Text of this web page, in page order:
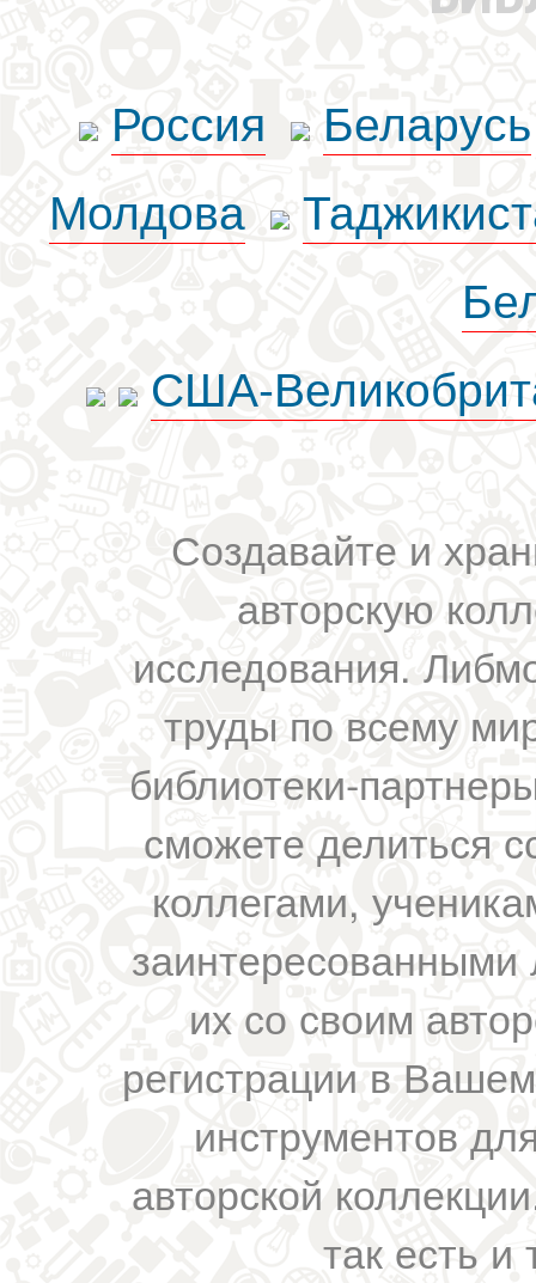
Россия
Беларусь
Молдова
США-
Создавайте и
авторскую
исследования.
труды по всему
библиотеки-
сможете делиться
коллегами,
их со своим
регистрации в
инструментов
авторской
так есть и